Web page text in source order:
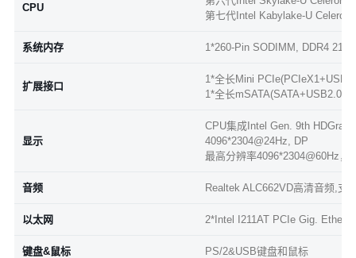
CPU
第七代Intel Kabylake-U Celeron
系统内存 1*260-Pin SODIMM, DDR4
扩展接口
1*全长Mini
1*全长mSATA(SATA+USB2.0)
显示
CPU集成Intel Gen. 9th
4096*2304@24Hz, DP
最高分辨率4096*2304@60Hz，
音频 Realtek ALC662VD高清音频,支
以太网 2*Intel I211AT PCIe Gig.
键盘&鼠标 PS/2&USB键盘和鼠标